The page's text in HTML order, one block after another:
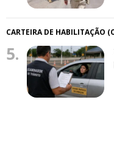
CARTEIRA DE HABILITAÇÃO
5.